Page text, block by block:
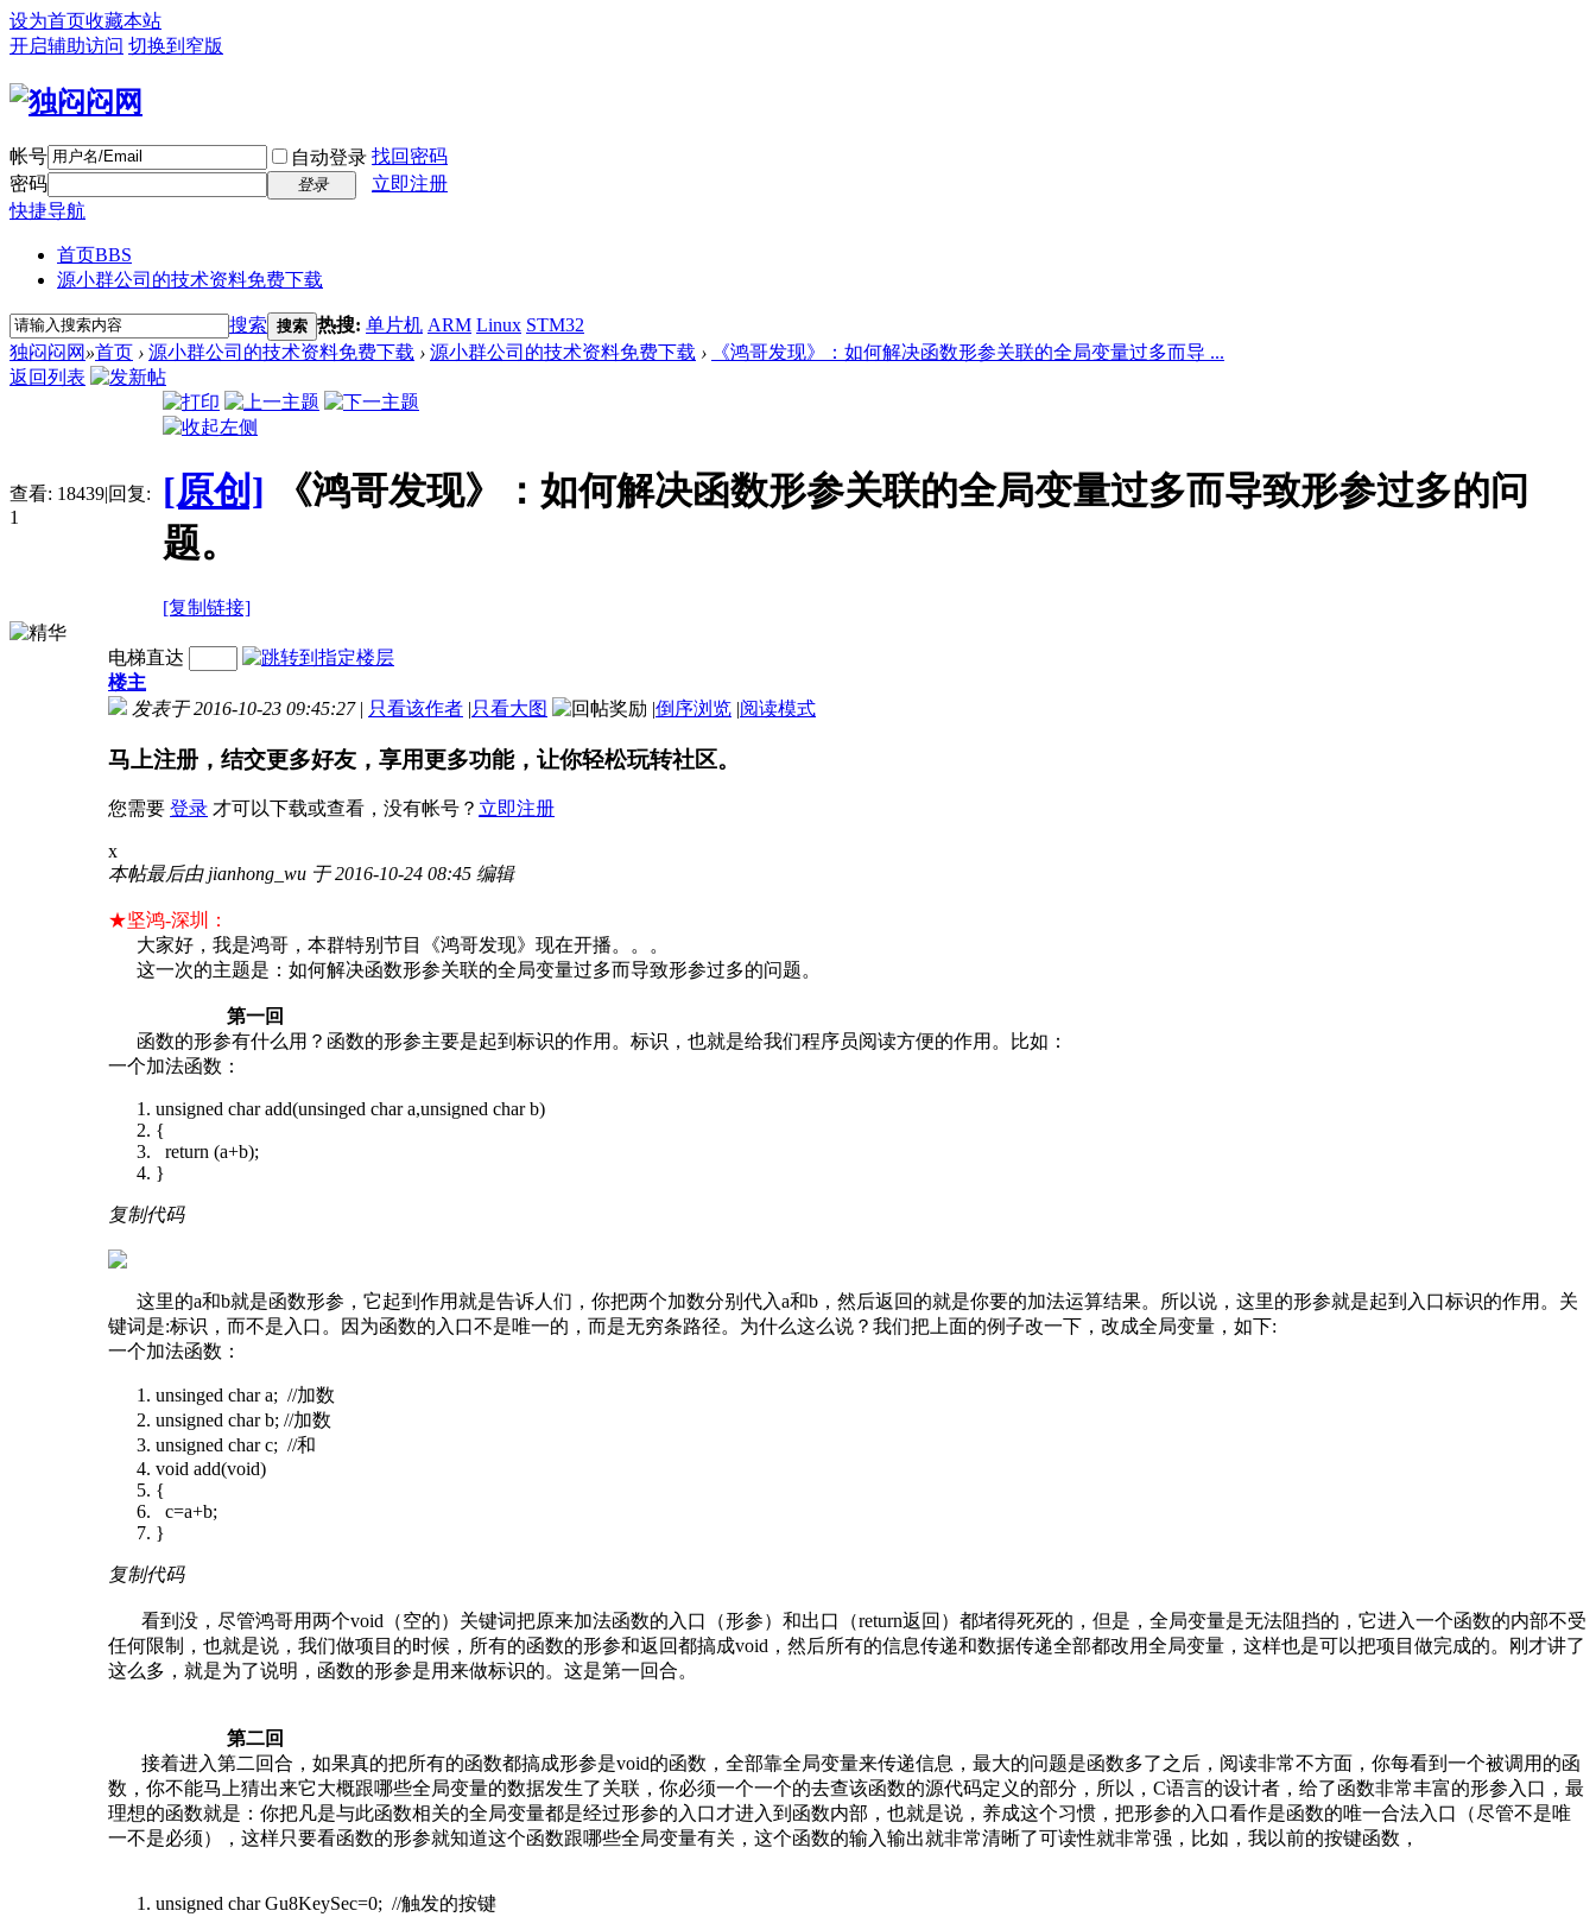
设为首页收藏本站
开启辅助访问 切换到窄版
帐号 自动登录 找回密码
密码
登录
立即注册
快捷导航
首页BBS
源小群公司的技术资料免费下载
搜索 搜索 热搜: 单片机 ARM Linux STM32
独闷闷网 »首页 › 源小群公司的技术资料免费下载 › 源小群公司的技术资料免费下载 ›
《鸿哥发现》：如何解决函数形参关联的全局变量过多而导 ...
返回列表
查看: 18439|回复:
1
[原创]
《鸿哥发现》：如何解决函数形参关联的全局变量过多而导致形参过多的问
题。
[复制链接]
电梯直达
楼主
发表于 2016-10-23 09:45:27 | 只看该作者 |只看大图 |倒序浏览 |阅读模式
马上注册，结交更多好友，享用更多功能，让你轻松玩转社区。
您需要 登录 才可以下载或查看，没有帐号？ 立即注册
x
本帖最后由 jianhong_wu 于 2016-10-24 08:45 编辑
★坚鸿-深圳：
大家好，我是鸿哥，本群特别节目《鸿哥发现》现在开播。。。
这一次的主题是：如何解决函数形参关联的全局变量过多而导致形参过多的问题。
第一回
函数的形参有什么用？函数的形参主要是起到标识的作用。标识，也就是给我们程序员阅读方便的作用。比如：
一个加法函数：
unsigned char add(unsinged char a,unsigned char b)
{
return (a+b);
}
复制代码
这里的a和b就是函数形参，它起到作用就是告诉人们，你把两个加数分别代入a和b，然后返回的就是你要的加法运算结果。所以说，这里的形参就是起到入口标识的作用。关
键词是:标识，而不是入口。因为函数的入口不是唯一的，而是无穷条路径。为什么这么说？我们把上面的例子改一下，改成全局变量，如下:
一个加法函数：
unsinged char a; //加数
unsigned char b; //加数
unsigned char c; //和
void add(void)
{
c=a+b;
}
复制代码
看到没，尽管鸿哥用两个void（空的）关键词把原来加法函数的入口（形参）和出口（return返回）都堵得死死的，但是，全局变量是无法阻挡的，它进入一个函数的内部不受
任何限制，也就是说，我们做项目的时候，所有的函数的形参和返回都搞成void，然后所有的信息传递和数据传递全部都改用全局变量，这样也是可以把项目做完成的。刚才讲了
这么多，就是为了说明，函数的形参是用来做标识的。这是第一回合。
第二回
接着进入第二回合，如果真的把所有的函数都搞成形参是void的函数，全部靠全局变量来传递信息，最大的问题是函数多了之后，阅读非常不方面，你每看到一个被调用的函
数，你不能马上猜出来它大概跟哪些全局变量的数据发生了关联，你必须一个一个的去查该函数的源代码定义的部分，所以，C语言的设计者，给了函数非常丰富的形参入口，最
理想的函数就是：你把凡是与此函数相关的全局变量都是经过形参的入口才进入到函数内部，也就是说，养成这个习惯，把形参的入口看作是函数的唯一合法入口（尽管不是唯
一不是必须），这样只要看函数的形参就知道这个函数跟哪些全局变量有关，这个函数的输入输出就非常清晰了可读性就非常强，比如，我以前的按键函数，
unsigned char Gu8KeySec=0; //触发的按键